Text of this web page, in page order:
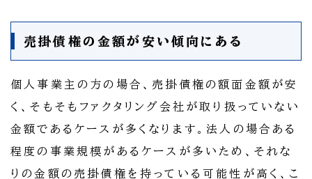
売掛債権の金額が安い傾向にある
個人事業主の方の場合、売掛債権の額面金額が安
く、そもそもファクタリング会社が取り扱っていない
金額であるケースが多くなります。法人の場合ある
程度の事業規模があるケースが多いため、それな
りの金額の売掛債権を持っている可能性が高く、こ